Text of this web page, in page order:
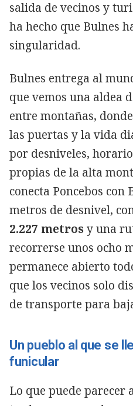
salida de vecinos y
ha hecho que Bulnes
singularidad.
Bulnes entrega al
que vemos una aldea
entre montañas,
las puertas y la vida
por desniveles,
propias de la alta
conecta Poncebos con
metros de desnivel,
2.227 metrosy una
recorrerse unos ocho
permanece abierto
que los vecinos solo
de transporte para
Un pueblo al que se
funicular
Lo que puede parecer